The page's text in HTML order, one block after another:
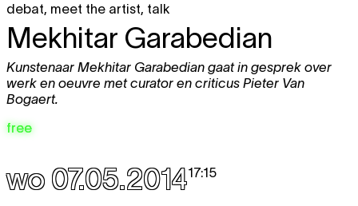
debat, meet the artist, talk
Mekhitar Garabedian
Kunstenaar Mekhitar Garabedian gaat in gesprek over
werk en oeuvre met curator en criticus Pieter Van
Bogaert.
free
wo 07.05.201417:15